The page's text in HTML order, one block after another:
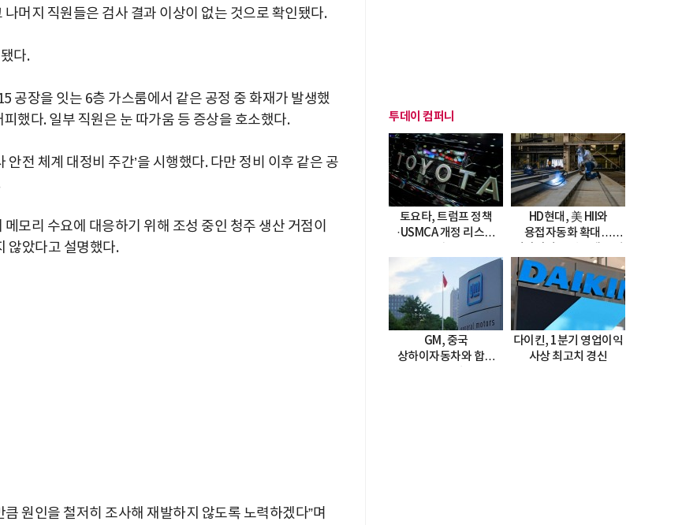
머지 직원들은 검사 결과 이상이 없는 것으로 확인됐다.
다.
공장을 잇는 6층 가스룸에서 같은 공정 중 화재가 발생했
했다. 일부 직원은 눈 따가움 등 증상을 호소했다.
전 체계 대정비 주간’을 시행했다. 다만 정비 이후 같은 공
모리 수요에 대응하기 위해 조성 중인 청주 생산 거점이
않았다고 설명했다.
큼원인을 철저히 조사해 재발하지 않도록 노력하겠다”며
투데이 컴퍼니
토요타, 트럼프 정책
·USMCA 개정 리스크
HD현대, 美 HII와
용접자동화 확대…
도입
GM, 중국
상하이자동차와 합작
다이킨, 1분기 영업이익
사상 최고치 경신